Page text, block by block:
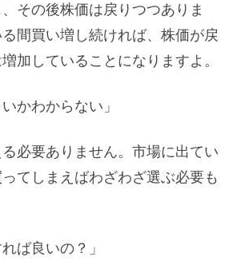
その後株価は戻りつつありま
間買い増し続ければ、株価が戻
加していることになりますよ。
かわからない」
必要ありません。市場に出てい
てしまえばわざわざ選ぶ必要も
ば良いの？」